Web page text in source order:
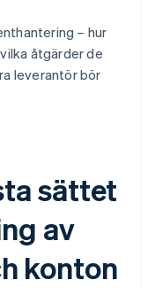
– hur
åtgärder de
leverantör bör
sättet
av
konton